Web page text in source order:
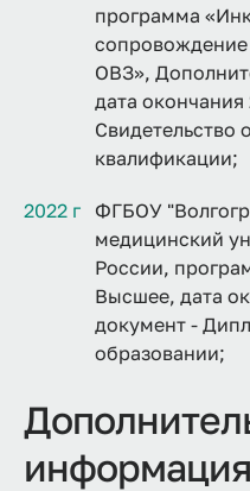
программа
сопровождение
ОВЗ»,
дата
Свидетельство
квалификации;
2022 г
ФГБОУ
медицинский
России,
Высшее, дата
документ -
образовании;
информация